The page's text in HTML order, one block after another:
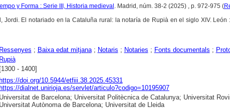
y Forma : Serie III, Historia medieval. Madrid, núm. 38-2 (2025) , p. 972-975 (
Jordi. El notariado en la Cataluña rural: la notaría de Rupià en el siglo XIV. León
Ressenyes ; Baixa edat mitjana; Notaris ; Notaries ; Fonts documentals ;
Rupià
[1300 - 1400]
https://doi.org/10.5944/etfiii.38.2025.45331
https://dialnet.unirioja.es/servlet/articulo?codigo=10195907
Universitat de Barcelona; Universitat Politècnica de Catalunya; Universitat
Universitat Autònoma de Barcelona; Universitat de Lleida